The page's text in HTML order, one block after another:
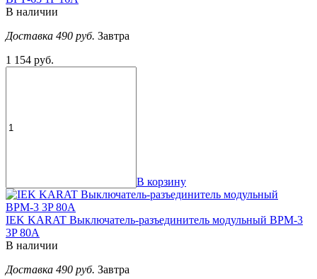
В наличии
Доставка 490 руб. Завтра
1 154 руб.
В корзину
IEK KARAT Выключатель-разъединитель модульный ВРМ-3
3P 80А
В наличии
Доставка 490 руб. Завтра